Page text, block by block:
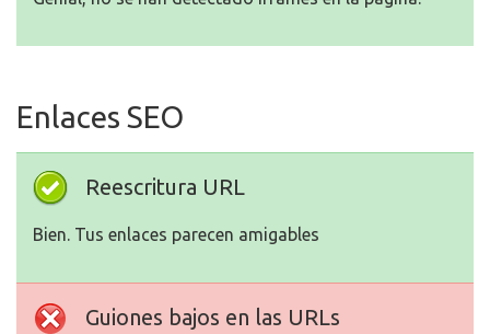
Enlaces SEO
Reescritura URL
Bien. Tus enlaces parecen amigables
Guiones bajos en las URLs